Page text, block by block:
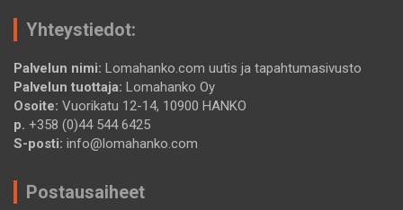
Yhteystiedot:
Palvelun nimi: Lomahanko.com uutis ja tapahtumasivusto
Palvelun tuottaja: Lomahanko Oy
Osoite: Vuorikatu 12-14, 10900 HANKO
p. +358 (0)44 544 6425
S-posti: info@lomahanko.com
Postausaiheet